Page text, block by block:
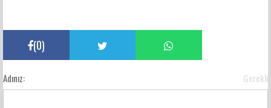
(0)
Adınız: Gerekli